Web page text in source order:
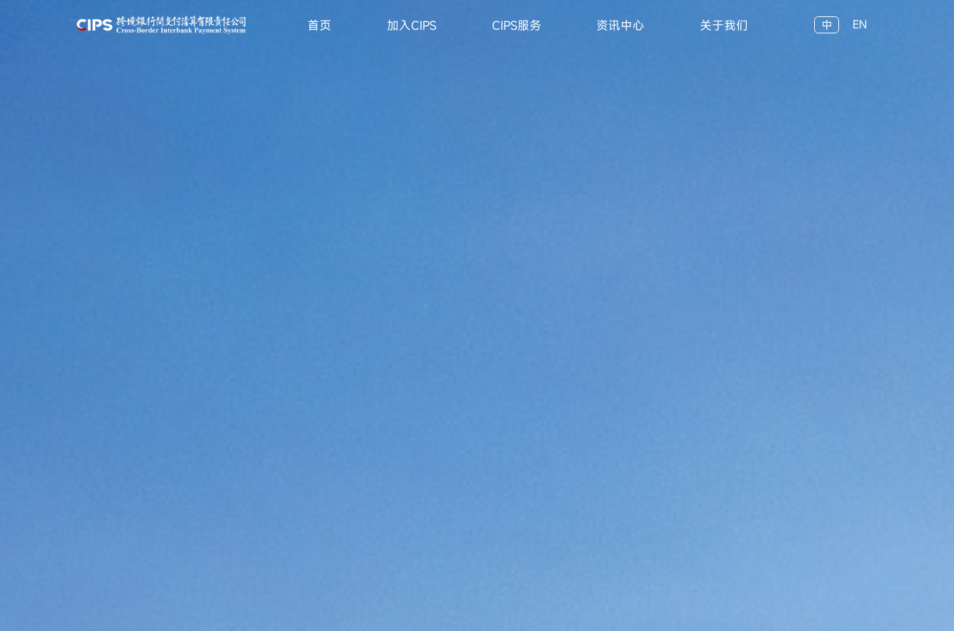
首页 加入CIPS CIPS服务 资讯中心 关于我们 中 EN